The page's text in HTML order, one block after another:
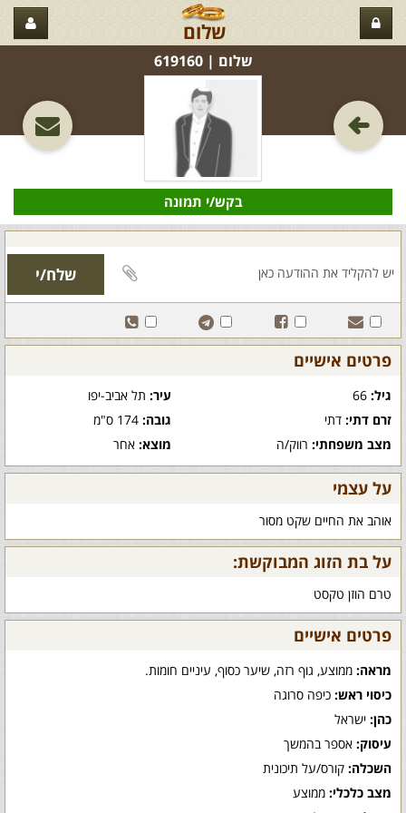
שלום
שלום‏ | 619160
בקש/י תמונה
פרטים אישיים
גיל: עיר:תל אביב-יפו
זרם דתי: דתי גובה:174 ס"מ
מצב משפחתי: רווק/ה מוצא:אחר
על עצמי
אוהב את החיים שקט מסור
על בת הזוג המבוקשת:
טרם הוזן טקסט
פרטים אישיים
מראה: ממוצע, גוף רזה, שיער כסוף, עיניים חומות.
כיסוי ראש: כיפה סרוגה
כהן: ישראל
עיסוק: אספר בהמשך
השכלה: קורס/על תיכונית
מצב כלכלי: ממוצע